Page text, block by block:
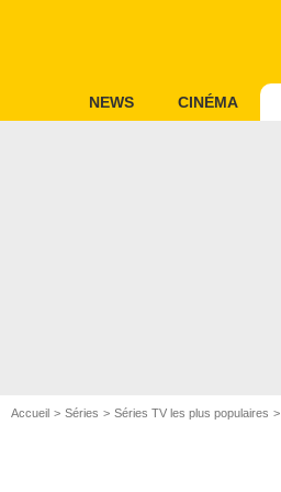
NEWS CINÉMA
Accueil Séries Séries TV les plus populaires